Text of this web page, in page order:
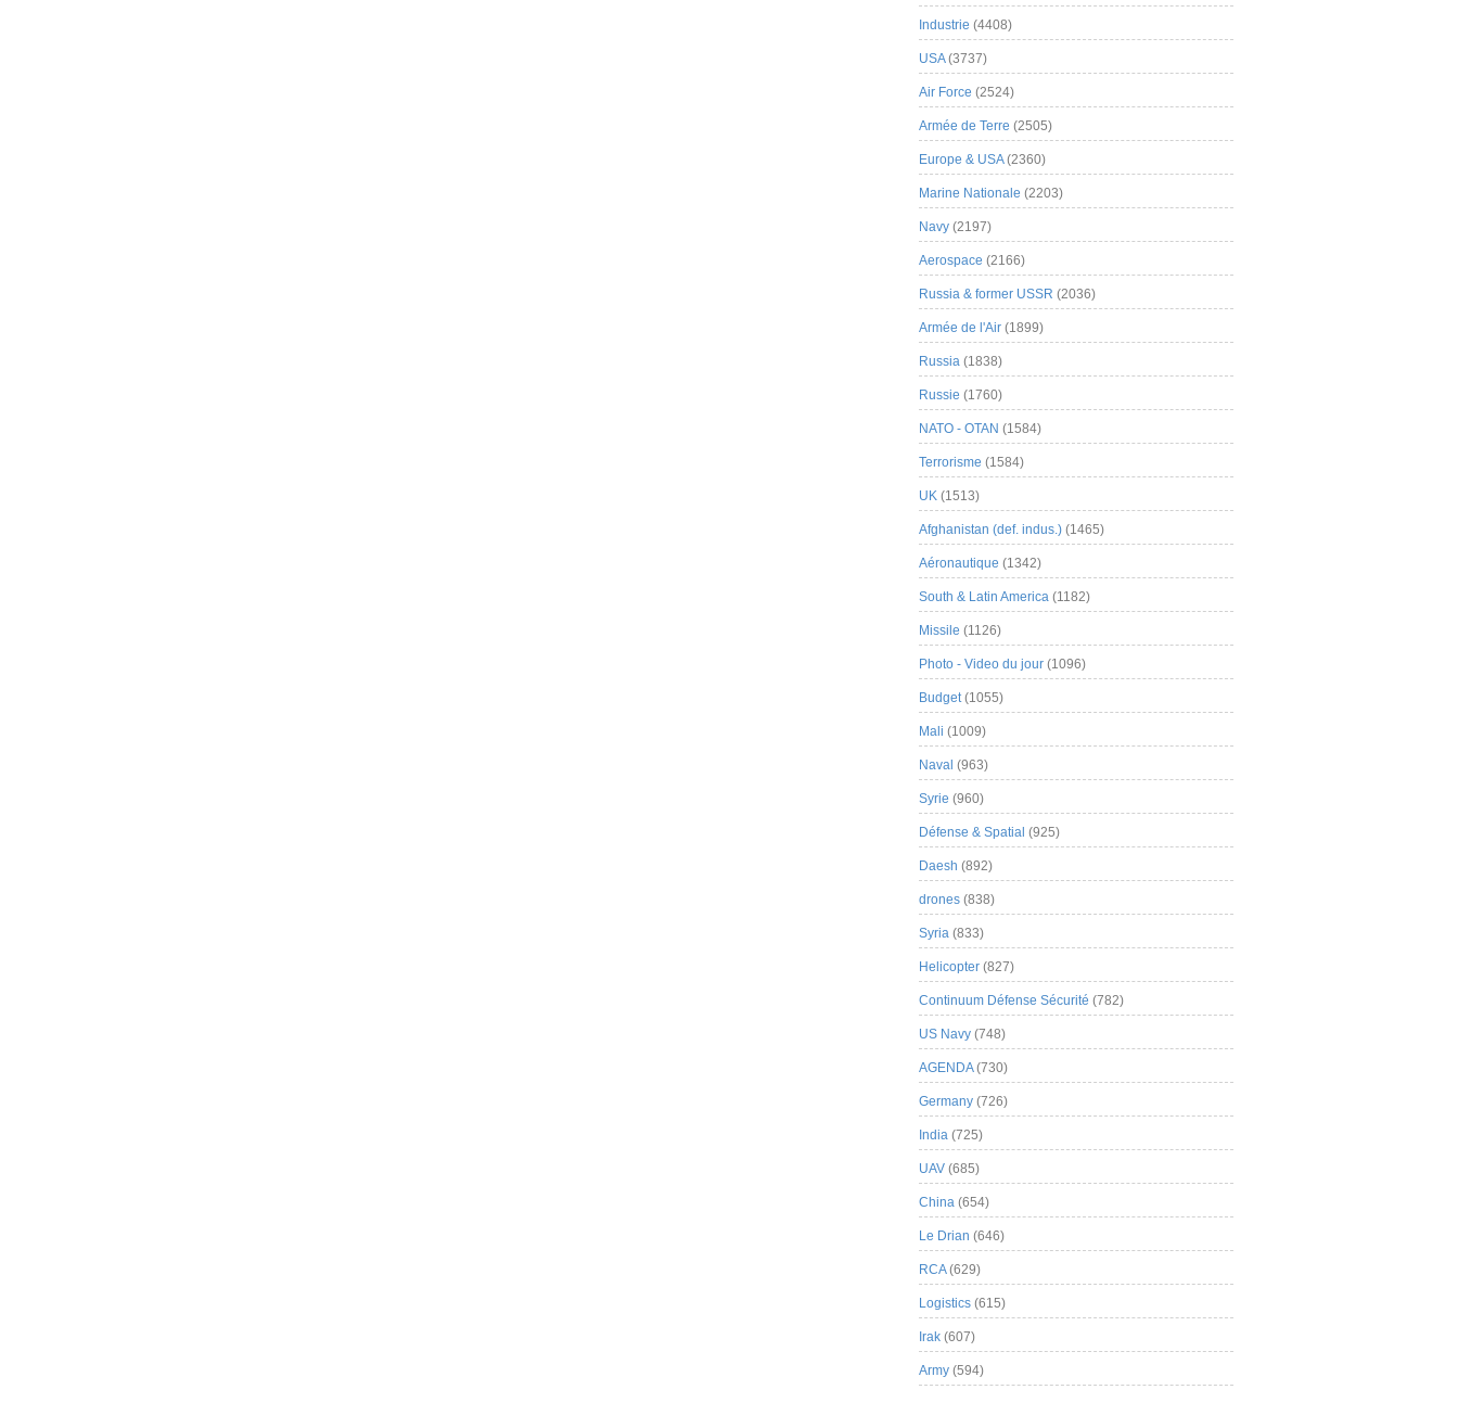
Industrie (4408)
USA(3737)
Air Force (2524)
Armée de Terre (2505)
Europe & USA(2360)
Marine Nationale (2203)
Navy (2197)
Aerospace (2166)
Russia & former USSR (2036)
Armée de l'Air (1899)
Russia (1838)
Russie (1760)
NATO - OTAN (1584)
Terrorisme (1584)
UK (1513)
Afghanistan (def. indus.) (1465)
Aéronautique (1342)
South & Latin America (1182)
Missile (1126)
Photo - Video du jour (1096)
Budget(1055)
Mali (1009)
Naval (963)
Syrie (960)
Défense & Spatial (925)
Daesh (892)
drones (838)
Syria (833)
Helicopter (827)
Continuum Défense Sécurité (782)
US Navy (748)
AGENDA(730)
Germany (726)
India (725)
UAV (685)
China (654)
Le Drian (646)
RCA(629)
Logistics (615)
Irak (607)
Army (594)